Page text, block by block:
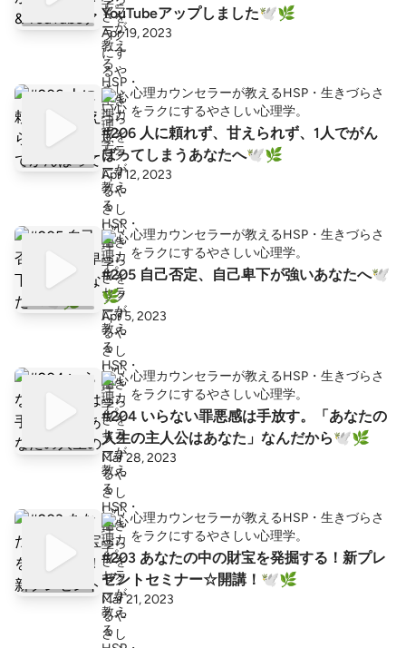
YouTubeアップしました🕊🌿
Apr 19, 2023
心理カウンセラーが教えるHSP・生きづらさ
をラクにするやさしい心理学。
#206 人に頼れず、甘えられず、1人でがん
ばってしまうあなたへ🕊🌿
Apr 12, 2023
心理カウンセラーが教えるHSP・生きづらさ
をラクにするやさしい心理学。
#205 自己否定、自己卑下が強いあなたへ🕊
🌿
Apr 5, 2023
心理カウンセラーが教えるHSP・生きづらさ
をラクにするやさしい心理学。
#204 いらない罪悪感は手放す。「あなたの
人生の主人公はあなた」なんだから🕊🌿
Mar 28, 2023
心理カウンセラーが教えるHSP・生きづらさ
をラクにするやさしい心理学。
#203 あなたの中の財宝を発掘する！新プレ
ゼントセミナー☆開講！🕊🌿
Mar 21, 2023